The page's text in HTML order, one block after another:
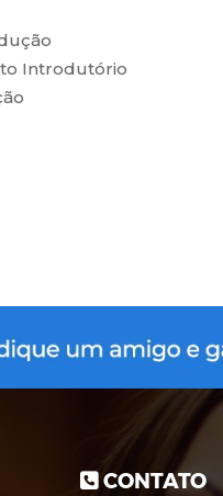
Introdutório
CONTATO